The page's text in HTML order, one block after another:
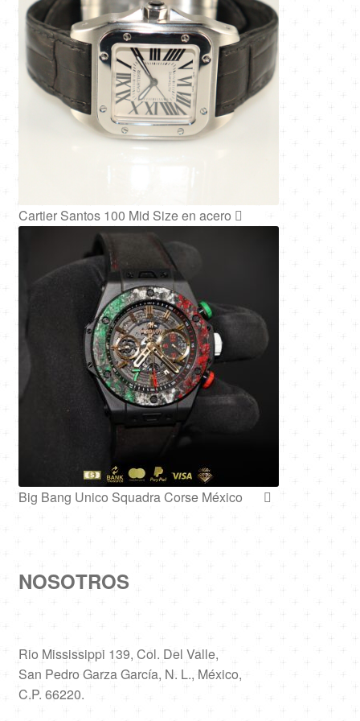
Cartier Santos 100 Mid Size en acero
Big Bang Unico Squadra Corse México
NOSOTROS
Rio Mississippi 139, Col. Del Valle,
San Pedro Garza García, N. L., México,
C.P. 66220.